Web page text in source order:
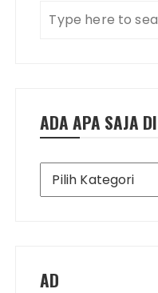
ADA APA SAJA
Ada
Apa
AD